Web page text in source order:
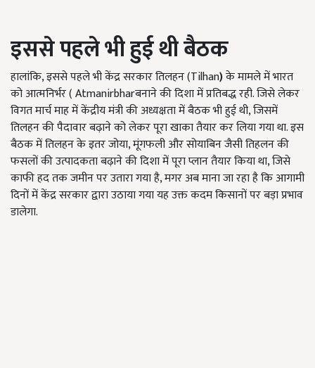
इससे पहले भी हुई थी बैठक
हालांकि, इससे पहले भी केंद्र सरकार तिलहन (Tilhan)के मामले में भारत
को आत्मनिर्भर ( Atmanirbharबनाने की दिशा में प्रतिबद्ध रही. जिसे लेकर
विगत मार्च माह में केंद्रीय मंत्री की अध्यक्षता में बैठक भी हुई थी, जिसमें
तिलहन की पैदावार बढ़ाने को लेकर पूरा खाका तैयार कर लिया गया था. इस
बैठक में तिलहन के इतर जोया, मूंगफली और सोयाबिन जैसी तिहलन की
फसलों की उत्पादकता बढ़ाने की दिशा में पूरा प्लान तैयार किया था, जिसे
काफी हद तक जमीन पर उतारा गया है, मगर अब माना जा रहा है कि आगामी
दिनों में केंद्र सरकार द्वारा उठाया गया यह उक्त कदम किसानों पर बड़ा प्रभाव
डालेगा.